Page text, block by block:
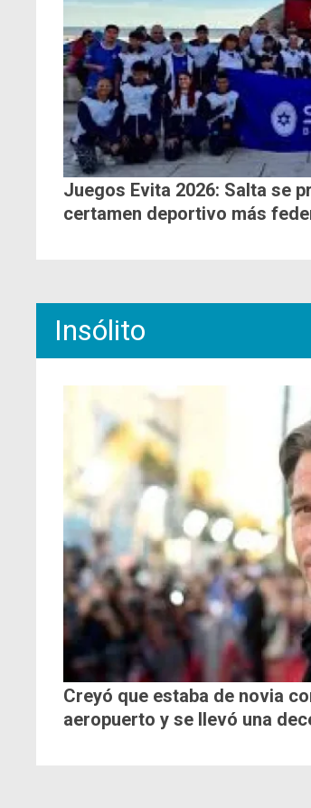
Juegos Evita 2026: Salta se
certamen deportivo más
Insólito
Creyó que estaba de novia
aeropuerto y se llevó una